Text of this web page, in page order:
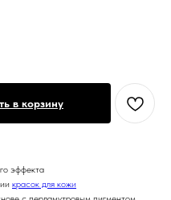
в корзину
эффекта
красок для кожи